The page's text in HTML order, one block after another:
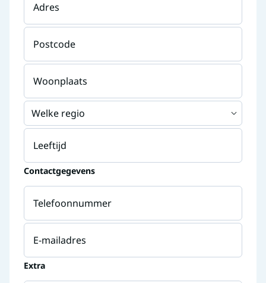
Adres
Postcode
Woonplaats
Welke regio
Leeftijd
Contactgegevens
Telefoonnummer
E-mailadres
Extra